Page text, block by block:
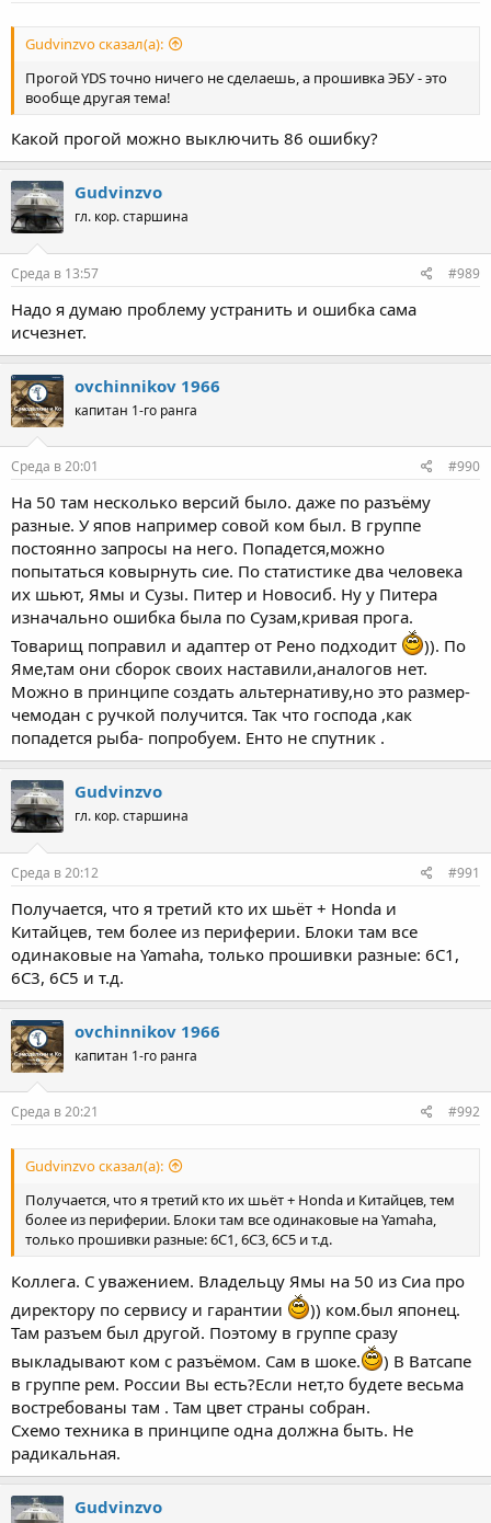
Gudvinzvo сказал(а):
Прогой YDS точно ничего не сделаешь, а прошивка ЭБУ - это
вообще другая тема!
Какой прогой можно выключить 86 ошибку?
Gudvinzvo
гл. кор. старшина
Среда в 13:57 #989
Надо я думаю проблему устранить и ошибка сама
исчезнет.
ovchinnikov 1966
капитан 1-го ранга
Среда в 20:01 #990
На 50 там несколько версий было. даже по разъёму
разные. У япов например совой ком был. В группе
постоянно запросы на него. Попадется,можно
попытаться ковырнуть сие. По статистике два человека
их шьют, Ямы и Сузы. Питер и Новосиб. Ну у Питера
изначально ошибка была по Сузам,кривая прога.
Товарищ поправил и адаптер от Рено подходит
)). По
Яме,там они сборок своих наставили,аналогов нет.
Можно в принципе создать альтернативу,но это размер-
чемодан с ручкой получится. Так что господа ,как
попадется рыба- попробуем. Енто не спутник .
Gudvinzvo
гл. кор. старшина
Среда в 20:12 #991
Получается, что я третий кто их шьёт + Honda и
Китайцев, тем более из периферии. Блоки там все
одинаковые на Yamaha, только прошивки разные: 6С1,
6С3, 6С5 и т.д.
ovchinnikov 1966
капитан 1-го ранга
Среда в 20:21 #992
Gudvinzvo сказал(а):
Получается, что я третий кто их шьёт + Honda и Китайцев, тем
более из периферии. Блоки там все одинаковые на Yamaha,
только прошивки разные: 6С1, 6С3, 6С5 и т.д.
Коллега. С уважением. Владельцу Ямы на 50 из Сиа про
директору по сервису и гарантии
)) ком.был японец.
Там разъем был другой. Поэтому в группе сразу
выкладывают ком с разъёмом. Сам в шоке.
) В Ватсапе
в группе рем. России Вы есть?Если нет,то будете весьма
востребованы там . Там цвет страны собран.
Схемо техника в принципе одна должна быть. Не
радикальная.
Gudvinzvo